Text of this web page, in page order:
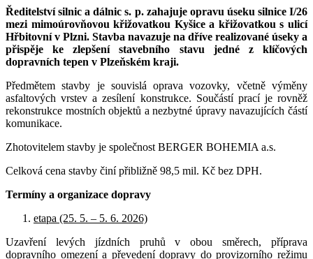
Ředitelství silnic a dálnic s. p. zahajuje opravu úseku silnice I/26
mezi mimoúrovňovou křižovatkou Kyšice a křižovatkou s ulicí
Hřbitovní v Plzni. Stavba navazuje na dříve realizované úseky a
přispěje ke zlepšení stavebního stavu jedné z klíčových
dopravních tepen v Plzeňském kraji.
Předmětem stavby je souvislá oprava vozovky, včetně výměny
asfaltových vrstev a zesílení konstrukce. Součástí prací je rovněž
rekonstrukce mostních objektů a nezbytné úpravy navazujících částí
komunikace.
Zhotovitelem stavby je společnost BERGER BOHEMIA a.s.
Celková cena stavby činí přibližně 98,5 mil. Kč bez DPH.
Termíny a organizace dopravy
etapa (25. 5. – 5. 6. 2026)
Uzavření levých jízdních pruhů v obou směrech, příprava
dopravního omezení a převedení dopravy do provizorního režimu